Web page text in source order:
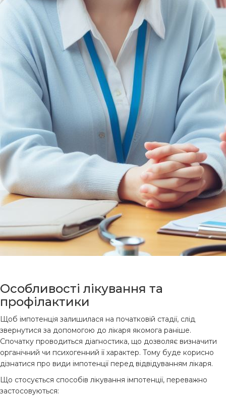
Особливості лікування та
профілактики
Щоб імпотенція залишилася на початковій стадії, слід
звернутися за допомогою до лікаря якомога раніше.
Спочатку проводиться діагностика, що дозволяє визначити
органічний чи психогенний її характер. Тому буде корисно
дізнатися про види імпотенції перед відвідуванням лікаря.
Що стосується способів лікування імпотенції, переважно
застосовуються: